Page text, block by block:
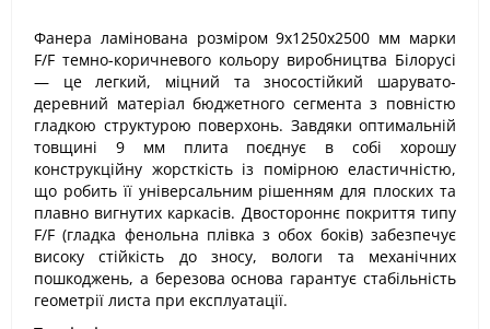
Фанера ламінована розміром 9х1250х2500 мм марки
F/F темно-коричневого кольору виробництва Білорусі
— це легкий, міцний та зносостійкий шарувато-
деревний матеріал бюджетного сегмента з повністю
гладкою структурою поверхонь. Завдяки оптимальній
товщині 9 мм плита поєднує в собі хорошу
конструкційну жорсткість із помірною еластичністю,
що робить її універсальним рішенням для плоских та
плавно вигнутих каркасів. Двостороннє покриття типу
F/F (гладка фенольна плівка з обох боків) забезпечує
високу стійкість до зносу, вологи та механічних
пошкоджень, а березова основа гарантує стабільність
геометрії листа при експлуатації.